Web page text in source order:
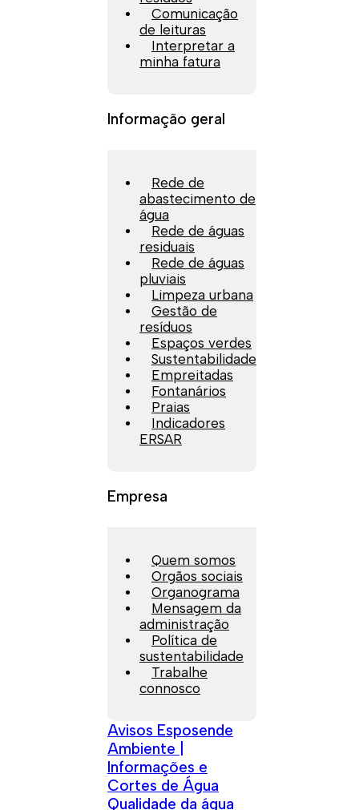
Comunicação
de leituras
Interpretar a
minha fatura
Informação geral
Rede de
abastecimento de
água
Rede de águas
residuais
Rede de águas
pluviais
Limpeza urbana
Gestão de
resíduos
Espaços verdes
Sustentabilidade
Empreitadas
Fontanários
Praias
Indicadores
ERSAR
Empresa
Quem somos
Orgãos sociais
Organograma
Mensagem da
administração
Política de
sustentabilidade
Trabalhe
connosco
Avisos Esposende
Ambiente |
Informações e
Cortes de Água
Qualidade da água